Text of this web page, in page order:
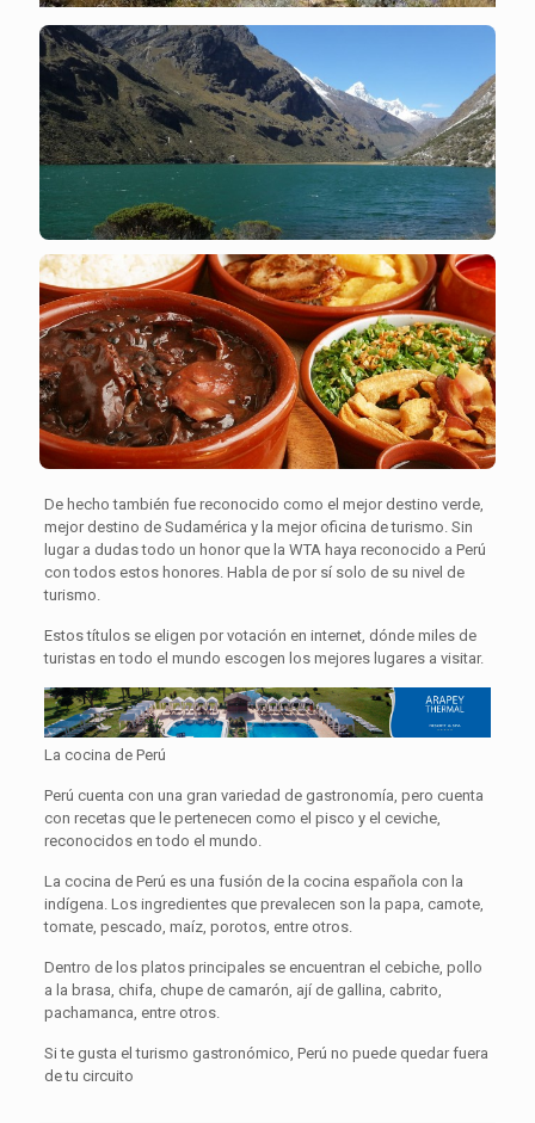
De hecho también fue reconocido como el mejor destino verde,
mejor destino de Sudamérica y la mejor oficina de turismo. Sin
lugar a dudas todo un honor que la WTA haya reconocido a Perú
con todos estos honores. Habla de por sí solo de su nivel de
turismo.
Estos títulos se eligen por votación en internet, dónde miles de
turistas en todo el mundo escogen los mejores lugares a visitar.
La cocina de Perú
Perú cuenta con una gran variedad de gastronomía, pero cuenta
con recetas que le pertenecen como el pisco y el ceviche,
reconocidos en todo el mundo.
La cocina de Perú es una fusión de la cocina española con la
indígena. Los ingredientes que prevalecen son la papa, camote,
tomate, pescado, maíz, porotos, entre otros.
Dentro de los platos principales se encuentran el cebiche, pollo
a la brasa, chifa, chupe de camarón, ají de gallina, cabrito,
pachamanca, entre otros.
Si te gusta el turismo gastronómico, Perú no puede quedar fuera
de tu circuito